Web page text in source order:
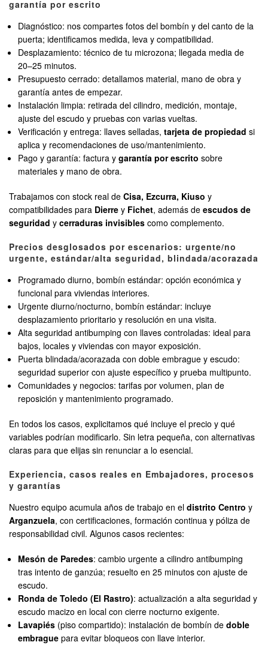
garantía por escrito
Diagnóstico: nos compartes fotos del bombín y del canto de la
puerta; identificamos medida, leva y compatibilidad.
Desplazamiento: técnico de tu microzona; llegada media de
20–25 minutos.
Presupuesto cerrado: detallamos material, mano de obra y
garantía antes de empezar.
Instalación limpia: retirada del cilindro, medición, montaje,
ajuste del escudo y pruebas con varias vueltas.
Verificación y entrega: llaves selladas,tarjeta de propiedad si
aplica y recomendaciones de uso/mantenimiento.
Pago y garantía: factura ygarantía por escrito sobre
materiales y mano de obra.
Trabajamos con stock real de Cisa, Ezcurra, Kiuso y
compatibilidades para Dierre y Fichet, además de escudos de
seguridad y cerraduras invisibles como complemento.
Precios desglosados por escenarios: urgente/no
urgente, estándar/alta seguridad, blindada/acorazada
Programado diurno, bombín estándar: opción económica y
funcional para viviendas interiores.
Urgente diurno/nocturno, bombín estándar: incluye
desplazamiento prioritario y resolución en una visita.
Alta seguridad antibumping con llaves controladas: ideal para
bajos, locales y viviendas con mayor exposición.
Puerta blindada/acorazada con doble embrague y escudo:
seguridad superior con ajuste específico y prueba multipunto.
Comunidades y negocios: tarifas por volumen, plan de
reposición y mantenimiento programado.
En todos los casos, explicitamos qué incluye el precio y qué
variables podrían modificarlo. Sin letra pequeña, con alternativas
claras para que elijas sin renunciar a lo esencial.
Experiencia, casos reales en Embajadores, procesos
y garantías
Nuestro equipo acumula años de trabajo en el distrito Centro y
Arganzuela, con certificaciones, formación continua y póliza de
responsabilidad civil. Algunos casos recientes:
Mesón de Paredes: cambio urgente a cilindro antibumping
tras intento de ganzúa; resuelto en 25 minutos con ajuste de
escudo.
Ronda de Toledo (El Rastro): actualización a alta seguridad y
escudo macizo en local con cierre nocturno exigente.
Lavapiés (piso compartido): instalación de bombín dedoble
embrague para evitar bloqueos con llave interior.